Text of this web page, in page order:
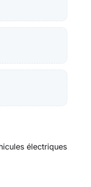
électriques